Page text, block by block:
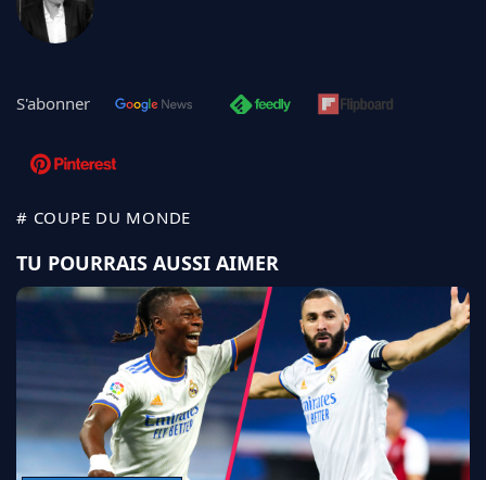
S'abonner
# COUPE DU MONDE
TU POURRAIS AUSSI AIMER